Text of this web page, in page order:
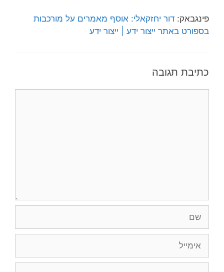
פינגבאק: דור יחזקאלי: אוסף מאמרים על מורכבות
בספורט באתר ייצור ידע | ייצור ידע
כתיבת תגובה